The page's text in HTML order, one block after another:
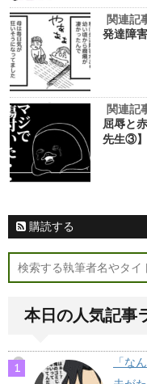
関連記
発達障
関連記
屈辱と
先生③
購読する
本日の人気記事
「な